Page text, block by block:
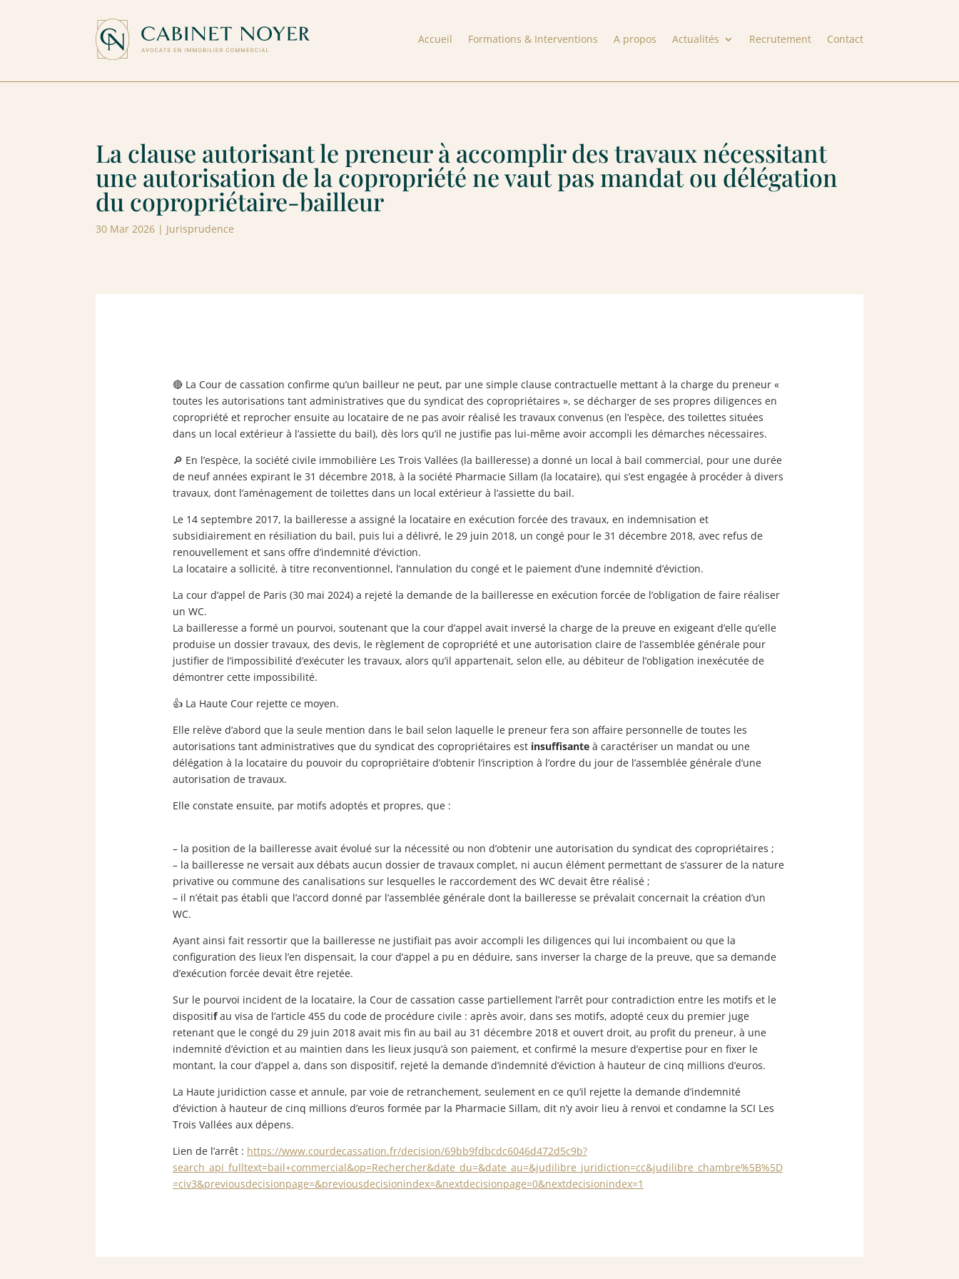
Accueil Formations & Interventions A propos Actualités Recrutement Contact
La clause autorisant le preneur à accomplir des travaux nécessitant
une autorisation de la copropriété ne vaut pas mandat ou délégation
du copropriétaire-bailleur
30 Mar 2026 | Jurisprudence
🔴 La Cour de cassation confirme qu’un bailleur ne peut, par une simple clause contractuelle mettant à la charge du preneur «
toutes les autorisations tant administratives que du syndicat des copropriétaires », se décharger de ses propres diligences en
copropriété et reprocher ensuite au locataire de ne pas avoir réalisé les travaux convenus (en l’espèce, des toilettes situées
dans un local extérieur à l’assiette du bail), dès lors qu’il ne justifie pas lui-même avoir accompli les démarches nécessaires.
🔎 En l’espèce, la société civile immobilière Les Trois Vallées (la bailleresse) a donné un local à bail commercial, pour une durée
de neuf années expirant le 31 décembre 2018, à la société Pharmacie Sillam (la locataire), qui s’est engagée à procéder à divers
travaux, dont l’aménagement de toilettes dans un local extérieur à l’assiette du bail.
Le 14 septembre 2017, la bailleresse a assigné la locataire en exécution forcée des travaux, en indemnisation et
subsidiairement en résiliation du bail, puis lui a délivré, le 29 juin 2018, un congé pour le 31 décembre 2018, avec refus de
renouvellement et sans offre d’indemnité d’éviction.
La locataire a sollicité, à titre reconventionnel, l’annulation du congé et le paiement d’une indemnité d’éviction.
La cour d’appel de Paris (30 mai 2024) a rejeté la demande de la bailleresse en exécution forcée de l’obligation de faire réaliser
un WC.
La bailleresse a formé un pourvoi, soutenant que la cour d’appel avait inversé la charge de la preuve en exigeant d’elle qu’elle
produise un dossier travaux, des devis, le règlement de copropriété et une autorisation claire de l’assemblée générale pour
justifier de l’impossibilité d’exécuter les travaux, alors qu’il appartenait, selon elle, au débiteur de l’obligation inexécutée de
démontrer cette impossibilité.
👍 La Haute Cour rejette ce moyen.
Elle relève d’abord que la seule mention dans le bail selon laquelle le preneur fera son affaire personnelle de toutes les
autorisations tant administratives que du syndicat des copropriétaires est insuffisanteà caractériser un mandat ou une
délégation à la locataire du pouvoir du copropriétaire d’obtenir l’inscription à l’ordre du jour de l’assemblée générale d’une
autorisation de travaux.
Elle constate ensuite, par motifs adoptés et propres, que :
– la position de la bailleresse avait évolué sur la nécessité ou non d’obtenir une autorisation du syndicat des copropriétaires ;
– la bailleresse ne versait aux débats aucun dossier de travaux complet, ni aucun élément permettant de s’assurer de la nature
privative ou commune des canalisations sur lesquelles le raccordement des WC devait être réalisé ;
– il n’était pas établi que l’accord donné par l’assemblée générale dont la bailleresse se prévalait concernait la création d’un
WC.
Ayant ainsi fait ressortir que la bailleresse ne justifiait pas avoir accompli les diligences qui lui incombaient ou que la
configuration des lieux l’en dispensait, la cour d’appel a pu en déduire, sans inverser la charge de la preuve, que sa demande
d’exécution forcée devait être rejetée.
Sur le pourvoi incident de la locataire, la Cour de cassation casse partiellement l’arrêt pour contradiction entre les motifs et le
dispositifau visa de l’article 455 du code de procédure civile : après avoir, dans ses motifs, adopté ceux du premier juge
retenant que le congé du 29 juin 2018 avait mis fin au bail au 31 décembre 2018 et ouvert droit, au profit du preneur, à une
indemnité d’éviction et au maintien dans les lieux jusqu’à son paiement, et confirmé la mesure d’expertise pour en fixer le
montant, la cour d’appel a, dans son dispositif, rejeté la demande d’indemnité d’éviction à hauteur de cinq millions d’euros.
La Haute juridiction casse et annule, par voie de retranchement, seulement en ce qu’il rejette la demande d’indemnité
d’éviction à hauteur de cinq millions d’euros formée par la Pharmacie Sillam, dit n’y avoir lieu à renvoi et condamne la SCI Les
Trois Vallées aux dépens.
Lien de l’arrêt : https://www.courdecassation.fr/decision/69bb9fdbcdc6046d472d5c9b?
search_api_fulltext=bail+commercial&op=Rechercher&date_du=&date_au=&judilibre_juridiction=cc&judilibre_chambre%5B%5D
=civ3&previousdecisionpage=&previousdecisionindex=&nextdecisionpage=0&nextdecisionindex=1